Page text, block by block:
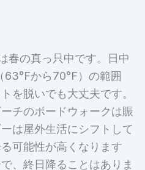
春の真っ只中です。日中
63°Fから70°F）の範囲
を脱いでも大丈夫です。
チのボードウォークは賑
は屋外生活にシフトして
可能性が高くなります
、終日降ることはありま